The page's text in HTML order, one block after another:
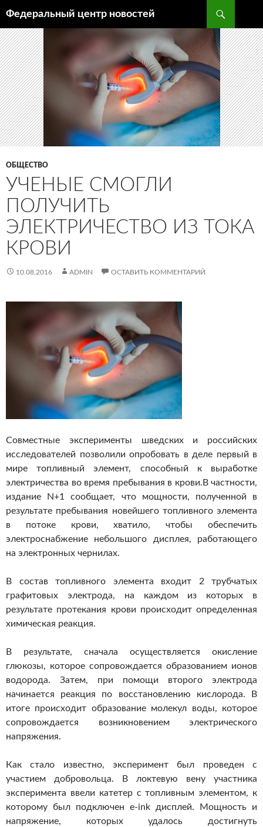
Федеральный центр новостей
К
СОДЕРЖИМОМУ
ОБЩЕСТВО
УЧЕНЫЕ СМОГЛИ
ПОЛУЧИТЬ
ЭЛЕКТРИЧЕСТВО ИЗ ТОКА
КРОВИ
10.08.2016 ADMIN ОСТАВИТЬ КОММЕНТАРИЙ
Совместные эксперименты шведских и российских
исследователей позволили опробовать в деле первый в
мире топливный элемент, способный к выработке
электричества во время пребывания в крови. В частности,
издание N+1 сообщает, что мощности, полученной в
результате пребывания новейшего топливного элемента
в потоке крови, хватило, чтобы обеспечить
электроснабжение небольшого дисплея, работающего
на электронных чернилах.
В состав топливного элемента входит 2 трубчатых
графитовых электрода, на каждом из которых в
результате протекания крови происходит определенная
химическая реакция.
В результате, сначала осуществляется окисление
глюкозы, которое сопровождается образованием ионов
водорода. Затем, при помощи второго электрода
начинается реакция по восстановлению кислорода. В
итоге происходит образование молекул воды, которое
сопровождается возникновением электрического
напряжения.
Как стало известно, эксперимент был проведен с
участием добровольца. В локтевую вену участника
эксперимента ввели катетер с топливным элементом, к
которому был подключен e-ink дисплей. Мощность и
напряжение, которых удалось достигнуть